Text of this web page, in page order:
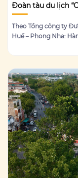
Đoàn tàu du lịch
Theo Tổng công ty
Huế – Phong Nha: